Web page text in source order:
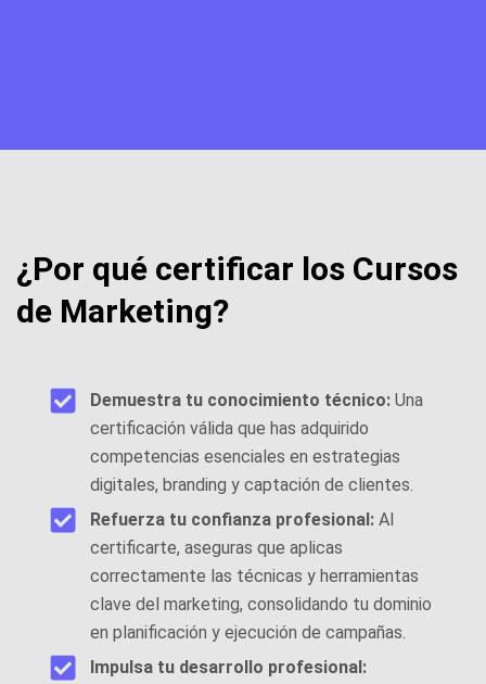
¿Por qué certificar los Cursos
de Marketing?
Demuestra tu conocimiento técnico:Una
certificación válida que has adquirido
competencias esenciales en estrategias
digitales, branding y captación de clientes.
Refuerza tu confianza profesional:Al
certificarte, aseguras que aplicas
correctamente las técnicas y herramientas
clave del marketing, consolidando tu dominio
en planificación y ejecución de campañas.
Impulsa tu desarrollo profesional: